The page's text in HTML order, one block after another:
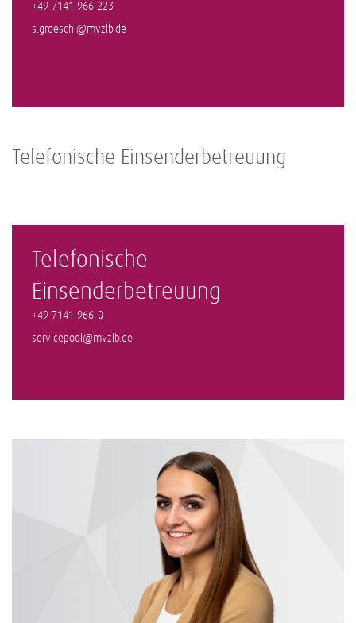
+49 7141 966 223
s.groeschl@mvzlb.de
Telefonische Einsenderbetreuung
Telefonische
Einsenderbetreuung
+49 7141 966-0
servicepool@mvzlb.de